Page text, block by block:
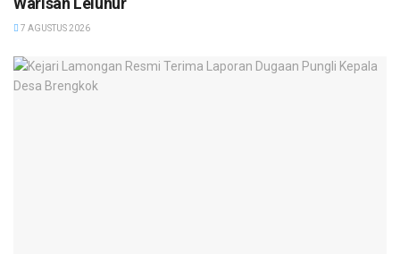
7 AGUSTUS 2026